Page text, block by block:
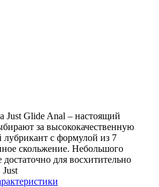
Just Glide Anal – настоящий
за высококачественную
с формулой из 7
скольжение. Небольшого
для восхитительно
Just